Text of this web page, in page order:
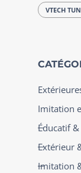
VTECH
Imitation
Éducatif
Extérieur
Imitation